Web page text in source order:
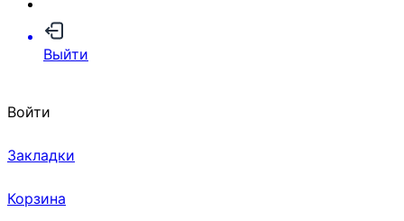
Выйти
Войти
Закладки
Корзина